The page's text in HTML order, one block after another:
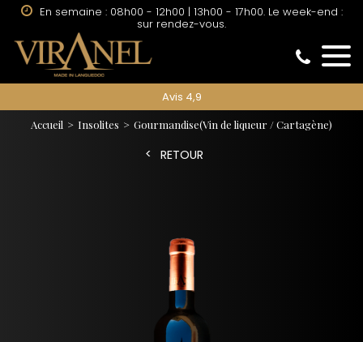
sur rendez-vous.
Avis 4,9
Accueil Insolites Gourmandise(Vin de liqueur / Cartagène)
RETOUR